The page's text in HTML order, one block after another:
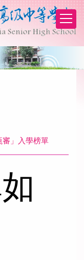
審」入學榜單